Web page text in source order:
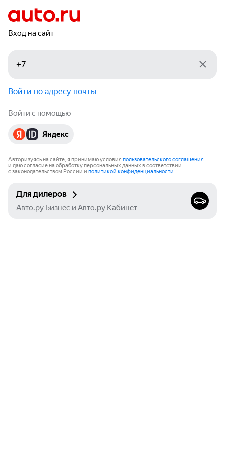
Вход на сайт
Войти по адресу почты
Войти с помощью
Яндекс
Авторизуясь на сайте, я принимаю условия пользовательского соглашения
и даю согласие на обработку персональных данных в соответствии
с законодательством России и политикой конфиденциальности.
Для дилеров
Авто.ру Бизнес и Авто.ру Кабинет